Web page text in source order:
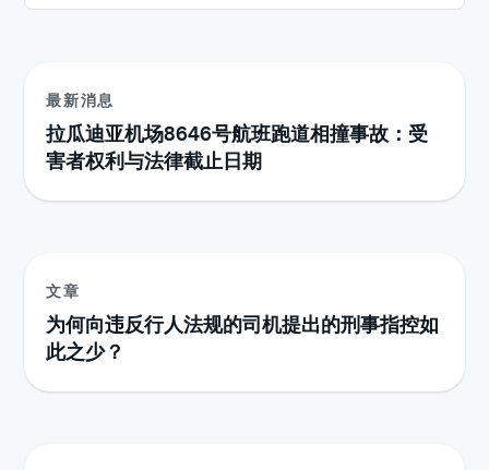
最新消息
拉瓜迪亚机场8646号航班跑道相撞事故：受
害者权利与法律截止日期
文章
为何向违反行人法规的司机提出的刑事指控如
此之少？